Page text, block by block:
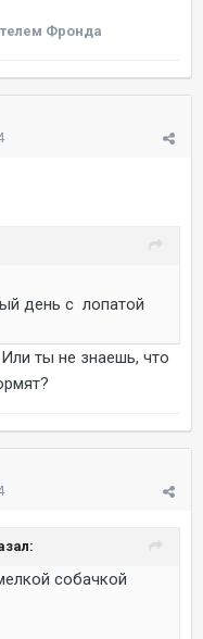
Фронда
день с лопатой
ты не знаешь, что
собачкой